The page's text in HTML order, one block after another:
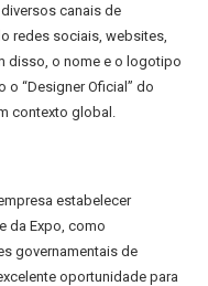
canais de
redes sociais, websites,
disso, o nome e o logotipo
“Designer Oficial” do
contexto global.
estabelecer
da Expo, como
governamentais de
oportunidade para